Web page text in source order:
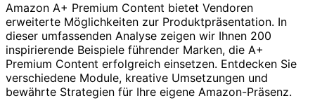
Amazon A+ Premium Content bietet Vendoren
erweiterte Möglichkeiten zur Produktpräsentation. In
dieser umfassenden Analyse zeigen wir Ihnen 200
inspirierende Beispiele führender Marken, die A+
Premium Content erfolgreich einsetzen. Entdecken Sie
verschiedene Module, kreative Umsetzungen und
bewährte Strategien für Ihre eigene Amazon-Präsenz.